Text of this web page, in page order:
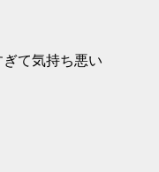
て気持ち悪い